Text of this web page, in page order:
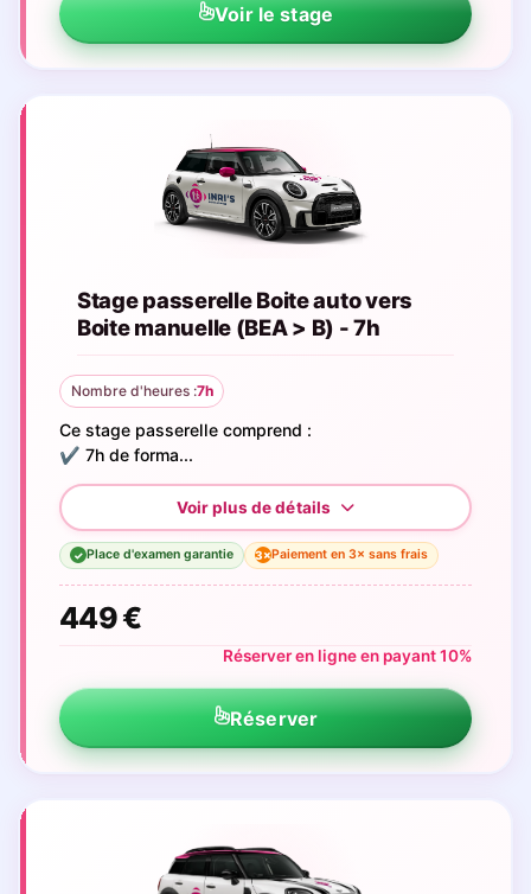
Voir le stage
Stage passerelle Boite auto vers
Boite manuelle (BEA > B) - 7h
Nombre d'heures :7h
Ce stage passerelle comprend :
✔️ 7h de forma...
✓ Place d'examen garantie 3×Paiement en 3× sans frais
449 €
Réserver en ligne en payant 10%
Réserver